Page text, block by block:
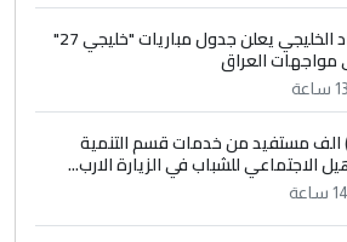
الاتحاد الخليجي يعلن جدول مباريات "خليجي 27"
مواجهات العراق
الف مستفيد من خدمات قسم التنمية
الاجتماعي للشباب في الزيارة الارب...